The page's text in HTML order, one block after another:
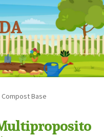
Compost Base